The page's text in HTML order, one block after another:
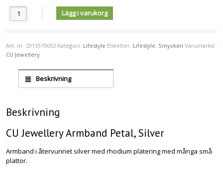
Antal Lägg i varukorg
Art. nr. 2313370002 Kategori: Lifestyle Etiketter: Lifestyle, Smycken Varumärke:
CU Jewellery
Beskrivning
Beskrivning
CU Jewellery Armband Petal, Silver
Armband i återvunnet silver med rhodium plätering med många små
plattor.